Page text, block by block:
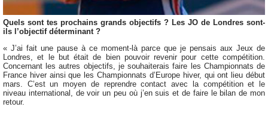
Quels sont tes prochains grands objectifs ? Les JO de Londres sont-
ils l’objectif déterminant ?
« J’ai fait une pause à ce moment-là parce que je pensais aux Jeux de
Londres, et le but était de bien pouvoir revenir pour cette compétition.
Concernant les autres objectifs, je souhaiterais faire les Championnats de
France hiver ainsi que les Championnats d’Europe hiver, qui ont lieu début
mars. C’est un moyen de reprendre contact avec la compétition et le
niveau international, de voir un peu où j’en suis et de faire le bilan de mon
retour.